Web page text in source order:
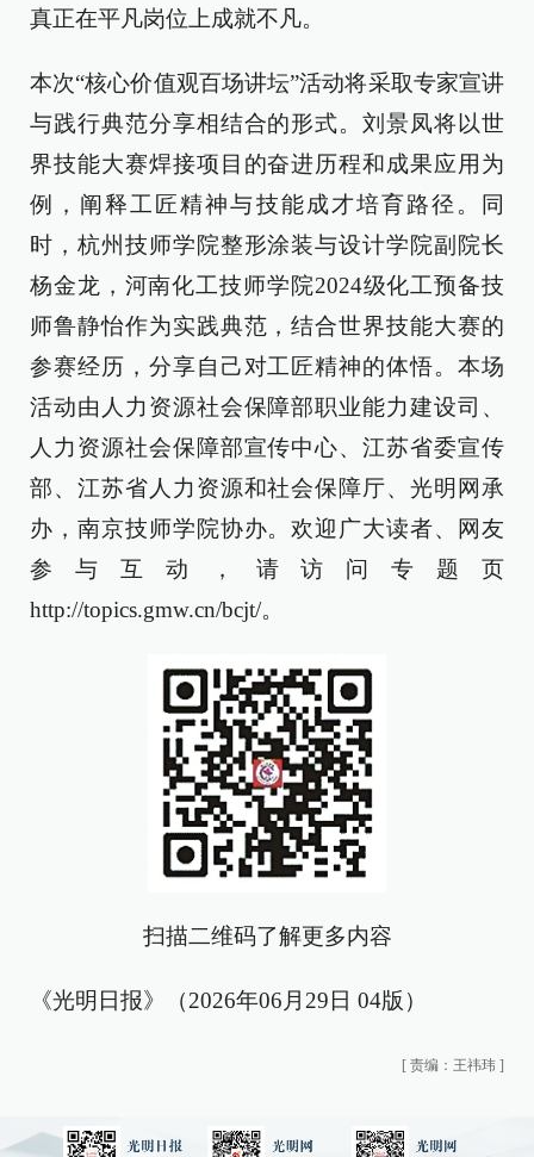
真正在平凡岗位上成就不凡。
本次“核心价值观百场讲坛”活动将采取专家宣讲
与践行典范分享相结合的形式。刘景凤将以世
界技能大赛焊接项目的奋进历程和成果应用为
例，阐释工匠精神与技能成才培育路径。同
时，杭州技师学院整形涂装与设计学院副院长
杨金龙，河南化工技师学院2024级化工预备技
师鲁静怡作为实践典范，结合世界技能大赛的
参赛经历，分享自己对工匠精神的体悟。本场
活动由人力资源社会保障部职业能力建设司、
人力资源社会保障部宣传中心、江苏省委宣传
部、江苏省人力资源和社会保障厅、光明网承
办，南京技师学院协办。欢迎广大读者、网友
参与互动，请访问专题页
http://topics.gmw.cn/bcjt/。
扫描二维码了解更多内容
《光明日报》（2026年06月29日 04版）
[ 责编：王祎玮 ]